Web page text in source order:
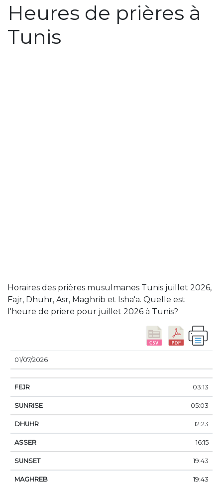
Heures de prières à
Tunis
Horaires des prières musulmanes Tunis juillet 2026,
Fajr, Dhuhr, Asr, Maghrib et Isha'a. Quelle est
l'heure de priere pour juillet 2026 à Tunis?
DATE
01/07/2026
03:13
05:03
12:23
16:15
19:43
19:43